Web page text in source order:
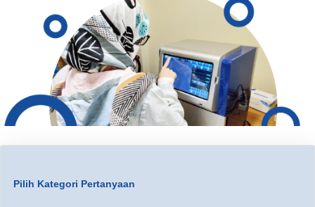
Pilih Kategori Pertanyaan